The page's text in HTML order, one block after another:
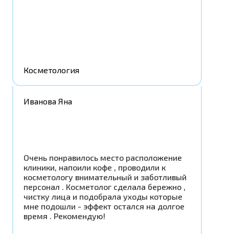
Косметология
Иванова Яна
Очень понравилось место расположение
клиники, напоили кофе , проводили к
косметологу внимательный и заботливый
персонал . Косметолог сделала бережно ,
чистку лица и подобрала уходы которые
мне подошли - эффект остался на долгое
время . Рекомендую!